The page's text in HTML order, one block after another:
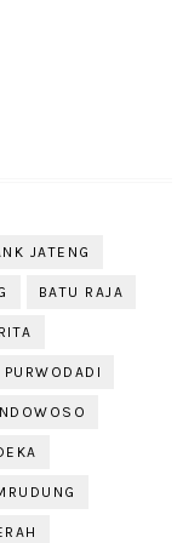
JATENG
BATU RAJA
PURWODADI